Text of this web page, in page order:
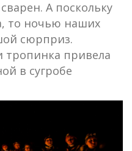
А поскольку
то ночью наших
сюрприз.
тропинка привела
в сугробе